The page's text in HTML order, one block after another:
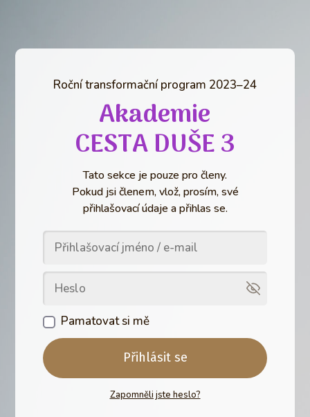
Roční transformační program 2023–24
Akademie
CESTA DUŠE 3
Tato sekce je pouze pro členy.
Pokud jsi členem, vlož, prosím, své
přihlašovací údaje a přihlas se.
Pamatovat si mě
Přihlásit se
Zapomněli jste heslo?